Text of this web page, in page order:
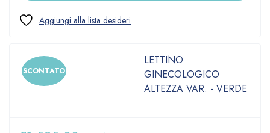
SCONTATO
LETTINO
GINECOLOGICO
ALTEZZA VAR. - VERDE